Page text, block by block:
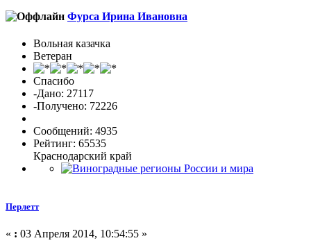
Фурса Ирина Ивановна
Вольная казачка
Ветеран
Спасибо
-Дано: 27117
-Получено: 72226
Сообщений: 4935
Рейтинг: 65535
Краснодарский край
Перлетт
« : 03 Апреля 2014, 10:54:55 »